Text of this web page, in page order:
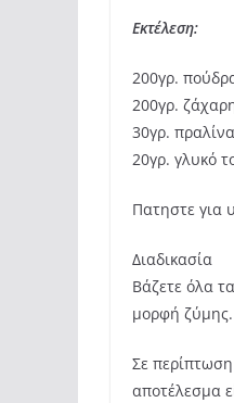
Εκτέλεση:
200γρ.
200γρ.
30γρ. πραλίνα
20γρ. γλυκό
Πατηστε για
Διαδικασία
Βάζετε όλα
μορφή ζύμης.
Σε
αποτέλεσμα